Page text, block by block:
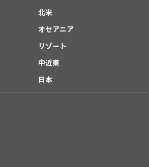
北米
オセアニア
リゾート
中近東
日本